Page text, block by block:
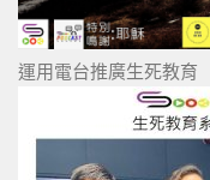
運用電台推廣生死教育